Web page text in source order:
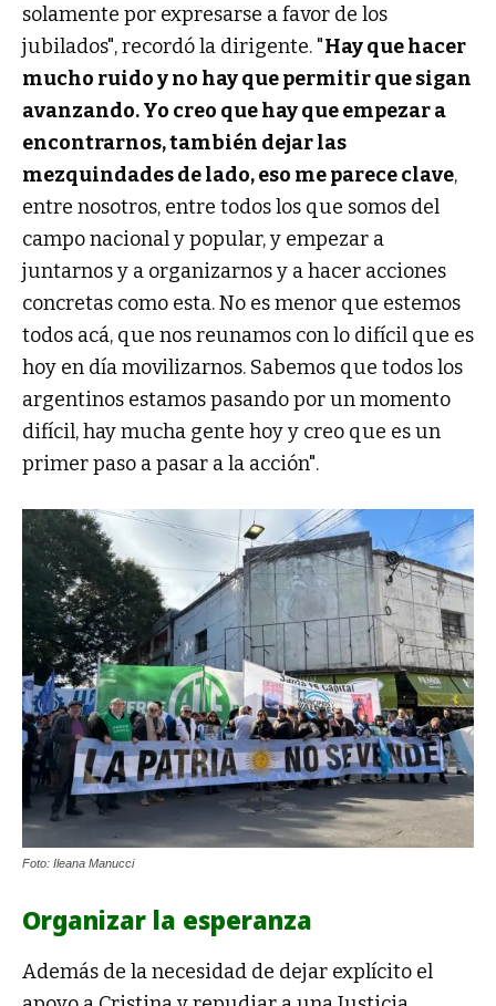
solamente por expresarse a favor de los
jubilados", recordó la dirigente. "Hay que hacer
mucho ruido y no hay que permitir que sigan
avanzando. Yo creo que hay que empezar a
encontrarnos, también dejar las
mezquindades de lado, eso me parece clave,
entre nosotros, entre todos los que somos del
campo nacional y popular, y empezar a
juntarnos y a organizarnos y a hacer acciones
concretas como esta. No es menor que estemos
todos acá, que nos reunamos con lo difícil que es
hoy en día movilizarnos. Sabemos que todos los
argentinos estamos pasando por un momento
difícil, hay mucha gente hoy y creo que es un
primer paso a pasar a la acción".
Foto: Ileana Manucci
Organizar la esperanza
Además de la necesidad de dejar explícito el